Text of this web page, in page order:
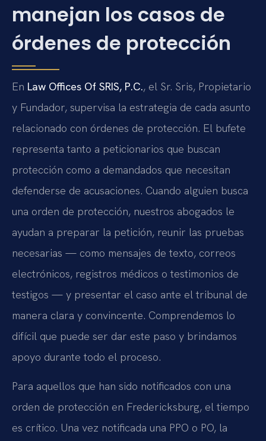
manejan los casos de
órdenes de protección
En Law Offices Of SRIS, P.C., el Sr. Sris, Propietario
y Fundador, supervisa la estrategia de cada asunto
relacionado con órdenes de protección. El bufete
representa tanto a peticionarios que buscan
protección como a demandados que necesitan
defenderse de acusaciones. Cuando alguien busca
una orden de protección, nuestros abogados le
ayudan a preparar la petición, reunir las pruebas
necesarias — como mensajes de texto, correos
electrónicos, registros médicos o testimonios de
testigos — y presentar el caso ante el tribunal de
manera clara y convincente. Comprendemos lo
difícil que puede ser dar este paso y brindamos
apoyo durante todo el proceso.
Para aquellos que han sido notificados con una
orden de protección en Fredericksburg, el tiempo
es crítico. Una vez notificada una PPO o PO, la